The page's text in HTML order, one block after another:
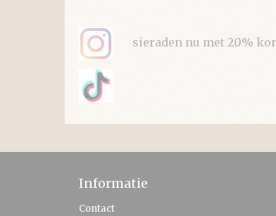
sieraden nu met 20%
Informatie
Contact